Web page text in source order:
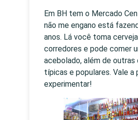
Em BH tem o Mercado
não me engano está
anos. Lá você toma
corredores e pode comer
acebolado, além de outras
típicas e populares. Vale a
experimentar!